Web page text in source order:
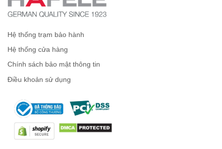
Hệ thống trạm bảo hành
Hệ thống cửa hàng
Chính sách bảo mật thông tin
Điều khoản sử dụng